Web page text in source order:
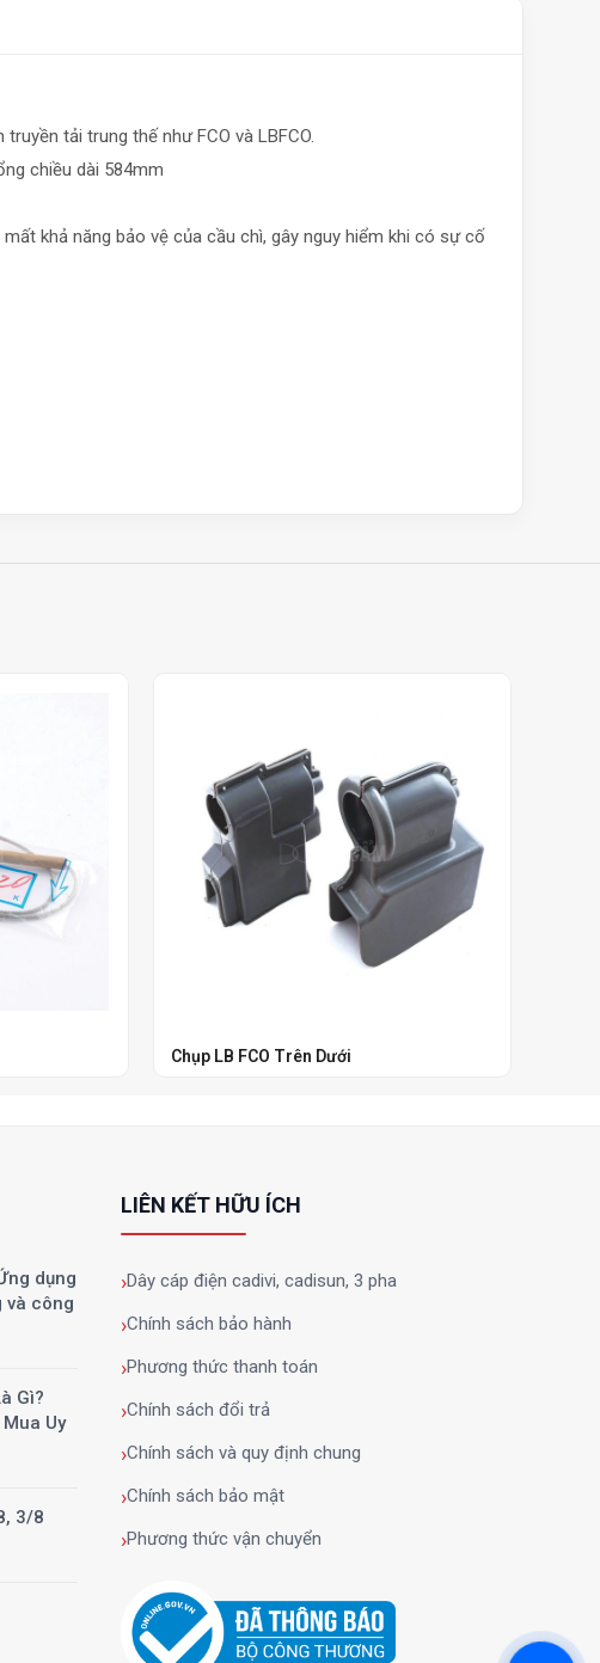
tải trung thế như FCO và LBFCO.
chiều dài 584mm
khả năng bảo vệ của cầu chì, gây nguy hiểm khi có sự cố
Chụp LB FCO Trên Dưới
dụng
và công
Gì?
Uy
3/8
LIÊN KẾT HỮU ÍCH
Dây cáp điện cadivi, cadisun, 3 pha
Chính sách bảo hành
Phương thức thanh toán
Chính sách đổi trả
Chính sách và quy định chung
Chính sách bảo mật
Phương thức vận chuyển